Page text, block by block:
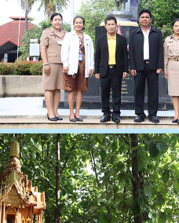
วท.อุบลฯ ต้อนรับผู้แทนจาก
บริษัท แบ็กส์บริการภาคพื้น
จำกัดร่วมมือทางวิชาการ
ศักยภาพผู้เรียนสู่ภาคอุสา
รบิน